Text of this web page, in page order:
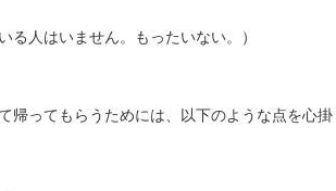
る人はいません。もったいない。）
帰ってもらうためには、以下のような点を心掛